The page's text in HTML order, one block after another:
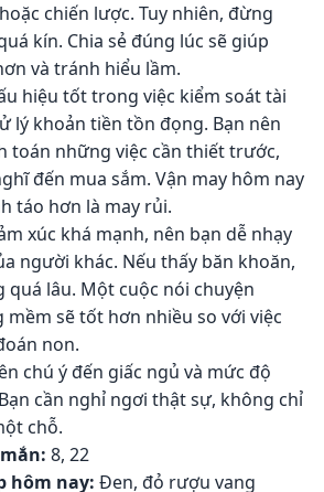
chiến lược. Tuy nhiên, đừng
kín. Chia sẻ đúng lúc sẽ giúp
và tránh hiểu lầm.
hiệu tốt trong việc kiểm soát tài
lý khoản tiền tồn đọng. Bạn nên
toán những việc cần thiết trước,
đến mua sắm. Vận may hôm nay
táo hơn là may rủi.
xúc khá mạnh, nên bạn dễ nhạy
người khác. Nếu thấy băn khoăn,
quá lâu. Một cuộc nói chuyện
sẽ tốt hơn nhiều so với việc
non.
chú ý đến giấc ngủ và mức độ
cần nghỉ ngơi thật sự, không chỉ
chỗ.
8, 22
hôm nay: Đen, đỏ rượu vang